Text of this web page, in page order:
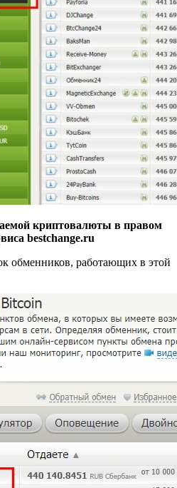
криптовалюты в правом
bestchange.ru
обменников, работающих в этой